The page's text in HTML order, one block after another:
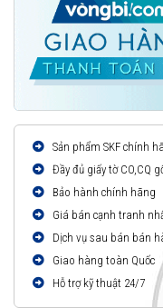
Sản phẩm SKF chính
Đầy đủ giấy tờ CO,CQ
Bảo hành chính hãng
Giá bán cạnh tranh
Dịch vụ sau bán bán
Giao hàng toàn Quốc
Hỗ trợ kỹ thuật 24/7